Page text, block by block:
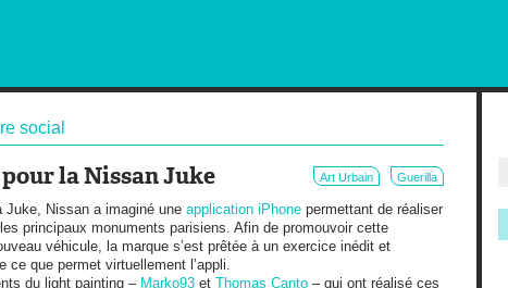
AND OUT OF HOME
social
la Nissan Juke Art Urbain Guerilla
Juke, Nissan a imaginé une application iPhone permettant de réaliser
principaux monuments parisiens. Afin de promouvoir cette
véhicule, la marque s’est prêtée à un exercice inédit et
que permet virtuellement l’appli.
du light painting – Marko93 et Thomas Canto – qui ont réalisé ces